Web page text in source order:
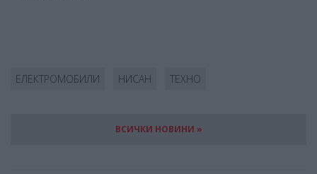
ЕЛЕКТРОМОБИЛИ НИСАН ТЕХНО
ВСИЧКИ НОВИНИ »